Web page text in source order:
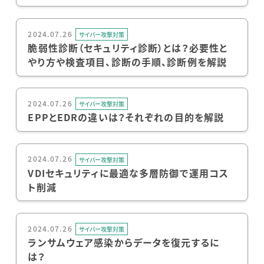
2024.07.26 サイバー攻撃対策
脆弱性診断（セキュリティ診断）とは？必要性と
やり方や検査項目、診断の手順、診断例を解説
2024.07.26 サイバー攻撃対策
EPPとEDRの違いは？それぞれの目的を解説
2024.07.26 サイバー攻撃対策
VDIセキュリティに最適な多層防御で運用コス
ト削減
2024.07.26 サイバー攻撃対策
ランサムウェア感染からデータを復元するに
は？